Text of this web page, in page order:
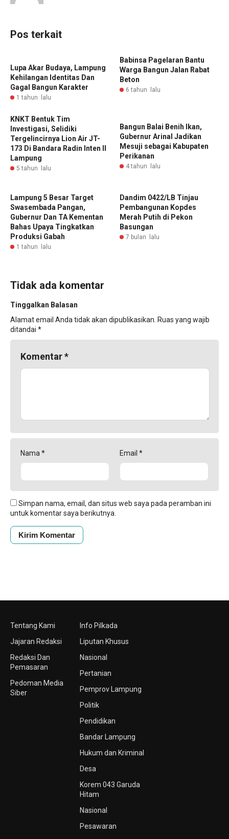
Pos terkait
‎Lupa Akar Budaya, Lampung
Kehilangan Identitas Dan
Gagal Bangun Karakter
1 tahun lalu
Babinsa Pagelaran Bantu
Warga Bangun Jalan Rabat
Beton
6 tahun lalu
KNKT Bentuk Tim
Investigasi, Selidiki
Tergelincirnya Lion Air JT-
173 Di Bandara Radin Inten II
Lampung
5 tahun lalu
Bangun Balai Benih Ikan,
Gubernur Arinal Jadikan
Mesuji sebagai Kabupaten
Perikanan
4 tahun lalu
‎Lampung 5 Besar Target
Swasembada Pangan,
Gubernur Dan TA Kementan
Bahas Upaya Tingkatkan
Produksi Gabah ‎
1 tahun lalu
‎Dandim 0422/LB Tinjau
Pembangunan Kopdes
Merah Putih di Pekon
Basungan ‎
7 bulan lalu
Tidak ada komentar
Tinggalkan Balasan
Alamat email Anda tidak akan dipublikasikan. Ruas yang wajib
ditandai *
Komentar*
Nama * Email *
Simpan nama, email, dan situs web saya pada peramban ini
untuk komentar saya berikutnya.
Tentang Kami
Jajaran Redaksi
Redaksi Dan
Pemasaran
Pedoman Media
Siber
Info Pilkada
Liputan Khusus
Nasional
Pertanian
Pemprov Lampung
Politik
Pendidikan
Bandar Lampung
Hukum dan Kriminal
Desa
Korem 043 Garuda
Hitam
Nasional
Pesawaran